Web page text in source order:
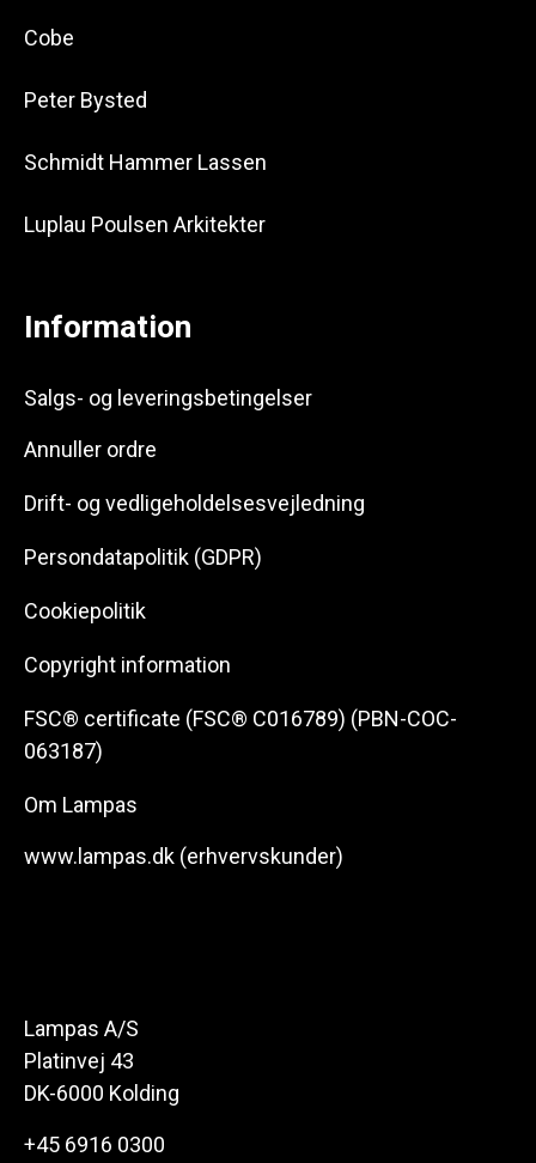
Cobe
Peter Bysted
Schmidt Hammer Lassen
Luplau Poulsen Arkitekter
Information
Salgs- og leveringsbetingelser
Annuller ordre
Drift- og vedligeholdelsesvejledning
Persondatapolitik (GDPR)
Cookiepolitik
Copyright information
FSC® certificate (FSC® C016789) (PBN-COC-
063187)
Om Lampas
www.lampas.dk (erhvervskunder)
Lampas A/S
Platinvej 43
DK-6000 Kolding
+45 6916 0300